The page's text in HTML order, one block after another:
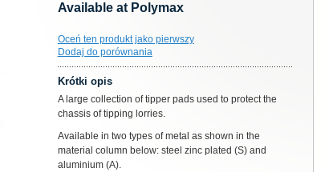
Available at Polymax
Oceń ten produkt jako pierwszy
Dodaj do porównania
Krótki opis
A large collection of tipper pads used to protect the
chassis of tipping lorries.
Available in two types of metal as shown in the
material column below: steel zinc plated (S) and
aluminium (A).